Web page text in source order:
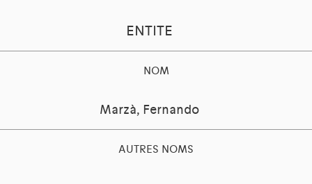
ENTITE
NOM
Marzà, Fernando
AUTRES NOMS